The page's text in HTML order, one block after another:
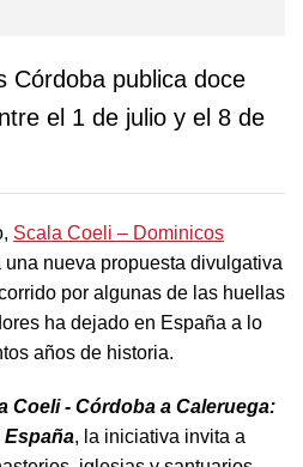
Córdoba publica doce
el 1 de julio y el 8 de
Scala Coeli – Dominicos
una nueva propuesta divulgativa
por algunas de las huellas
ha dejado en España a lo
años de historia.
Coeli - Córdoba a Caleruega:
España, la iniciativa invita a